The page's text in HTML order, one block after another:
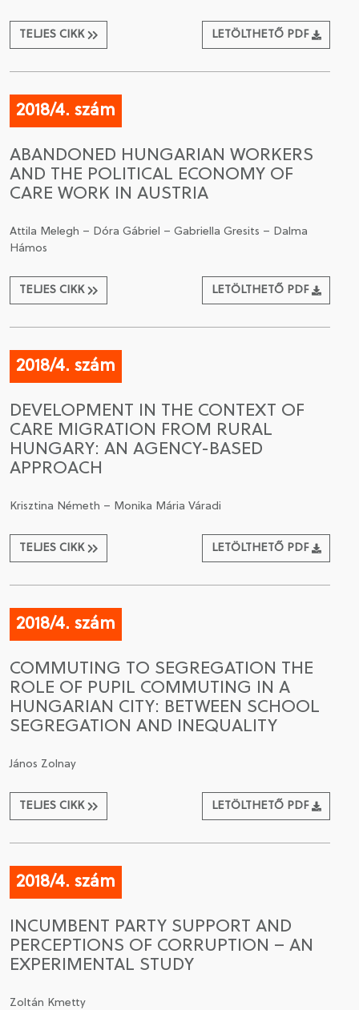
TELJES CIKK LETÖLTHETŐ PDF
2018/4. szám
ABANDONED HUNGARIAN WORKERS
AND THE POLITICAL ECONOMY OF
CARE WORK IN AUSTRIA
Attila Melegh – Dóra Gábriel – Gabriella Gresits – Dalma
Hámos
TELJES CIKK LETÖLTHETŐ PDF
2018/4. szám
DEVELOPMENT IN THE CONTEXT OF
CARE MIGRATION FROM RURAL
HUNGARY: AN AGENCY-BASED
APPROACH
Krisztina Németh – Monika Mária Váradi
TELJES CIKK LETÖLTHETŐ PDF
2018/4. szám
COMMUTING TO SEGREGATION THE
ROLE OF PUPIL COMMUTING IN A
HUNGARIAN CITY: BETWEEN SCHOOL
SEGREGATION AND INEQUALITY
János Zolnay
TELJES CIKK LETÖLTHETŐ PDF
2018/4. szám
INCUMBENT PARTY SUPPORT AND
PERCEPTIONS OF CORRUPTION – AN
EXPERIMENTAL STUDY
Zoltán Kmetty